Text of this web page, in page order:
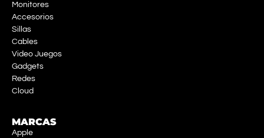
Monitores
Accesorios
Sillas
Cables
Video Juegos
Gadgets
Redes
Cloud
MARCAS
Apple